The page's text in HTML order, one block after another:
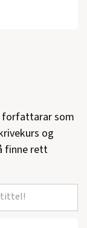
forfattarar som
og
finne rett